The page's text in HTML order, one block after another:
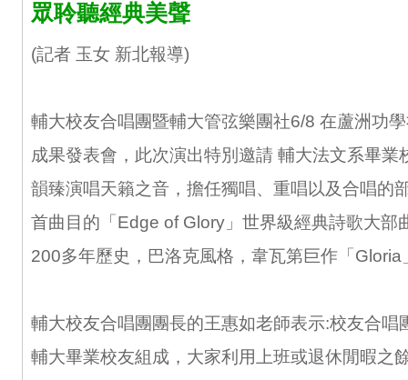
眾聆聽經典美聲
(記者 玉女 新北報導)
輔大校友合唱團暨輔大管弦樂團社6/8 在蘆洲功
成果發表會，此次演出特別邀請 輔大法文系畢業
韻臻演唱天籟之音，擔任獨唱、重唱以及合唱的
首曲目的「Edge of Glory」世界級經典詩歌大部
200多年歷史，巴洛克風格，韋瓦第巨作「Gloria
輔大校友合唱團團長的王惠如老師表示:校友合唱
輔大畢業校友組成，大家利用上班或退休閒暇之